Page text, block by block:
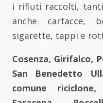
i rifiuti raccolti,
anche cartacce,
sigarette, tappi e
Cosenza, Girifalco,
San Benedetto
comune riciclone,